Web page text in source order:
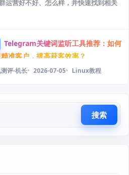
运营好不好、怎么样，并快速找到相关
Telegram关键词监听工具推荐：如何
准客户，提高获客效率？
评-机长 2026-07-05 Linux教程
搜索